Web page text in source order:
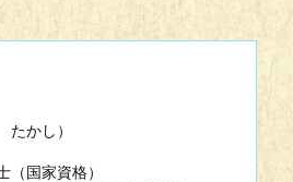
かし）
（国家資格）